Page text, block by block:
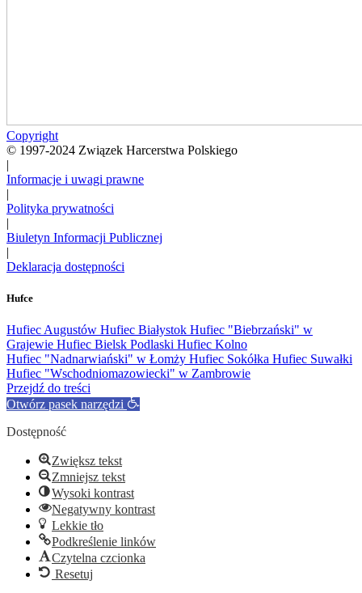
Copyright
© 1997-2024 Związek Harcerstwa Polskiego
|
Informacje i uwagi prawne
|
Polityka prywatności
|
Biuletyn Informacji Publicznej
|
Deklaracja dostępności
Hufce
Hufiec Augustów Hufiec Białystok Hufiec "Biebrzański" w
Grajewie Hufiec Bielsk Podlaski Hufiec Kolno
Hufiec "Nadnarwiański" w Łomży Hufiec Sokółka Hufiec Suwałki
Hufiec "Wschodniomazowiecki" w Zambrowie
Przejdź do treści
Otwórz pasek narzędzi
Dostępność
Zwiększ tekst
Zmniejsz tekst
Wysoki kontrast
Negatywny kontrast
Lekkie tło
Podkreślenie linków
Czytelna czcionka
Resetuj